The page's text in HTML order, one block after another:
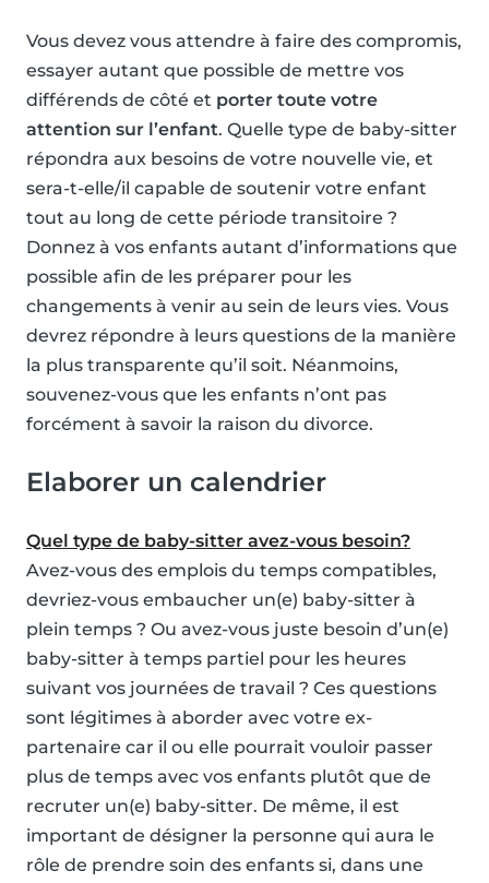
Vous devez vous attendre à faire des compromis,
essayer autant que possible de mettre vos
différends de côté et porter toute votre
attention sur l’enfant. Quelle type de baby-sitter
répondra aux besoins de votre nouvelle vie, et
sera-t-elle/il capable de soutenir votre enfant
tout au long de cette période transitoire ?
Donnez à vos enfants autant d’informations que
possible afin de les préparer pour les
changements à venir au sein de leurs vies. Vous
devrez répondre à leurs questions de la manière
la plus transparente qu’il soit. Néanmoins,
souvenez-vous que les enfants n’ont pas
forcément à savoir la raison du divorce.
Elaborer un calendrier
Quel type de baby-sitter avez-vous besoin?
Avez-vous des emplois du temps compatibles,
devriez-vous embaucher un(e) baby-sitter à
plein temps ? Ou avez-vous juste besoin d’un(e)
baby-sitter à temps partiel pour les heures
suivant vos journées de travail ? Ces questions
sont légitimes à aborder avec votre ex-
partenaire car il ou elle pourrait vouloir passer
plus de temps avec vos enfants plutôt que de
recruter un(e) baby-sitter. De même, il est
important de désigner la personne qui aura le
rôle de prendre soin des enfants si, dans une